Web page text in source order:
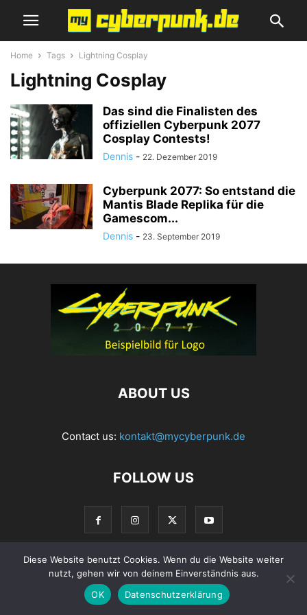
Home Tags Lightning Cosplay
Lightning Cosplay
Das sind die Finalisten des
offiziellen Cyberpunk 2077
Cosplay Contests!
Dennis - 22. Dezember 2019
Cyberpunk 2077: So entstand die
Mantis Blade Replika für die
Gamescom...
Dennis - 23. September 2019
ABOUT US
Contact us: kontakt@mycyberpunk.de
FOLLOW US
© Copyright 2022 MyCyberpunk.de
Diese Website benutzt Cookies. Wenn du die Website weiter
nutzt, gehen wir von deinem Einverständnis aus.
OK
Datenschutzerklärung